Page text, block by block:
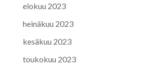
elokuu 2023
heinäkuu 2023
kesäkuu 2023
toukokuu 2023